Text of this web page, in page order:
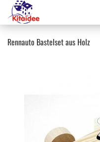
Rennauto Bastelset aus Holz